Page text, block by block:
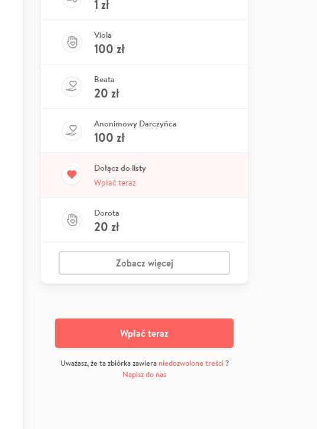
1 zł
Viola
100 zł
Beata
20 zł
Anonimowy Darczyńca
100 zł
Dołącz do listy
Wpłać teraz
Dorota
20 zł
Zobacz więcej
Wpłać teraz
Uważasz, że ta zbiórka zawiera niedozwolone treści?
Napisz do nas